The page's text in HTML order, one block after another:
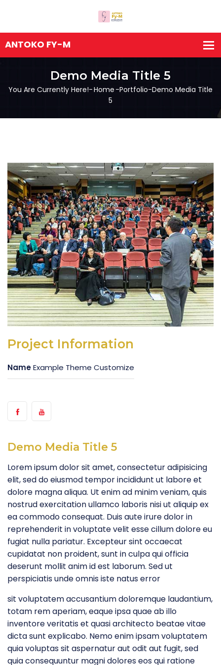
Demo Media Title 5
You Are Currently Here!-Home -Portfolio-Demo Media Title
5
Project Information
NameExample Theme Customize
Demo Media Title 5
Lorem ipsum dolor sit amet, consectetur adipisicing
elit, sed do eiusmod tempor incididunt ut labore et
dolore magna aliqua. Ut enim ad minim veniam, quis
nostrud exercitation ullamco laboris nisi ut aliquip ex
ea commodo consequat. Duis aute irure dolor in
reprehenderit in voluptate velit esse cillum dolore eu
fugiat nulla pariatur. Excepteur sint occaecat
cupidatat non proident, sunt in culpa qui officia
deserunt mollit anim id est laborum. Sed ut
perspiciatis unde omnis iste natus error
sit voluptatem accusantium doloremque laudantium,
totam rem aperiam, eaque ipsa quae ab illo
inventore veritatis et quasi architecto beatae vitae
dicta sunt explicabo. Nemo enim ipsam voluptatem
quia voluptas sit aspernatur aut odit aut fugit, sed
quia consequuntur magni dolores eos qui ratione